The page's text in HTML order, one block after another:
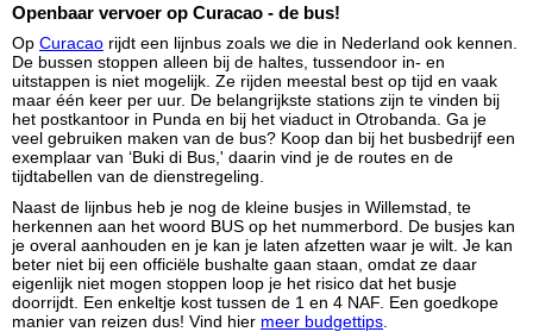
Openbaar vervoer op Curacao - de bus!
Op Curacao rijdt een lijnbus zoals we die in Nederland ook kennen.
De bussen stoppen alleen bij de haltes, tussendoor in- en
uitstappen is niet mogelijk. Ze rijden meestal best op tijd en vaak
maar één keer per uur. De belangrijkste stations zijn te vinden bij
het postkantoor in Punda en bij het viaduct in Otrobanda. Ga je
veel gebruiken maken van de bus? Koop dan bij het busbedrijf een
exemplaar van ‘Buki di Bus,' daarin vind je de routes en de
tijdtabellen van de dienstregeling.
Naast de lijnbus heb je nog de kleine busjes in Willemstad, te
herkennen aan het woord BUS op het nummerbord. De busjes kan
je overal aanhouden en je kan je laten afzetten waar je wilt. Je kan
beter niet bij een officiële bushalte gaan staan, omdat ze daar
eigenlijk niet mogen stoppen loop je het risico dat het busje
doorrijdt. Een enkeltje kost tussen de 1 en 4 NAF. Een goedkope
manier van reizen dus! Vind hier meer budgettips.